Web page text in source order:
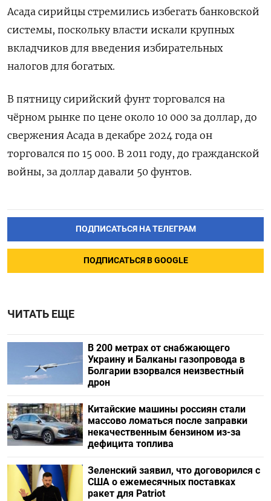
Асада сирийцы стремились избегать банковской
системы, поскольку власти искали крупных
вкладчиков для введения избирательных
налогов для богатых.
В пятницу сирийский фунт торговался на
чёрном рынке по цене около 10 000 за доллар, до
свержения Асада в декабре 2024 года он
торговался по 15 000. В 2011 году, до гражданской
войны, за доллар давали 50 фунтов.
ПОДПИСАТЬСЯ НА ТЕЛЕГРАМ
ПОДПИСАТЬСЯ В GOOGLE
ЧИТАТЬ ЕЩЕ
В 200 метрах от снабжающего
Украину и Балканы газопровода в
Болгарии взорвался неизвестный
дрон
Китайские машины россиян стали
массово ломаться после заправки
некачественным бензином из-за
дефицита топлива
Зеленский заявил, что договорился с
США о ежемесячных поставках
ракет для Patriot